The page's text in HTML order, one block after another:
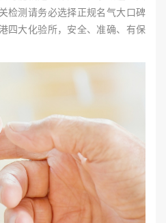
检测请务必选择正规名气大口碑
四大化验所，安全、准确、有保